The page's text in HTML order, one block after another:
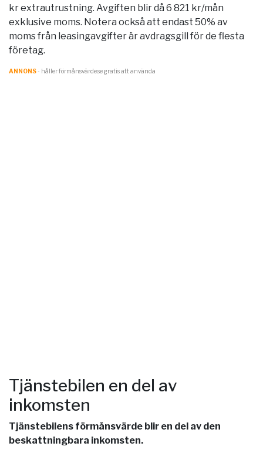
kr extrautrustning. Avgiften blir då 6 821 kr/mån
exklusive moms. Notera också att endast 50% av
moms från leasingavgifter är avdragsgill för de flesta
företag.
ANNONS- håller förmånsvärde.se gratis att använda
Tjänstebilen en del av
inkomsten
Tjänstebilens förmånsvärde blir en del av den
beskattningbara inkomsten.